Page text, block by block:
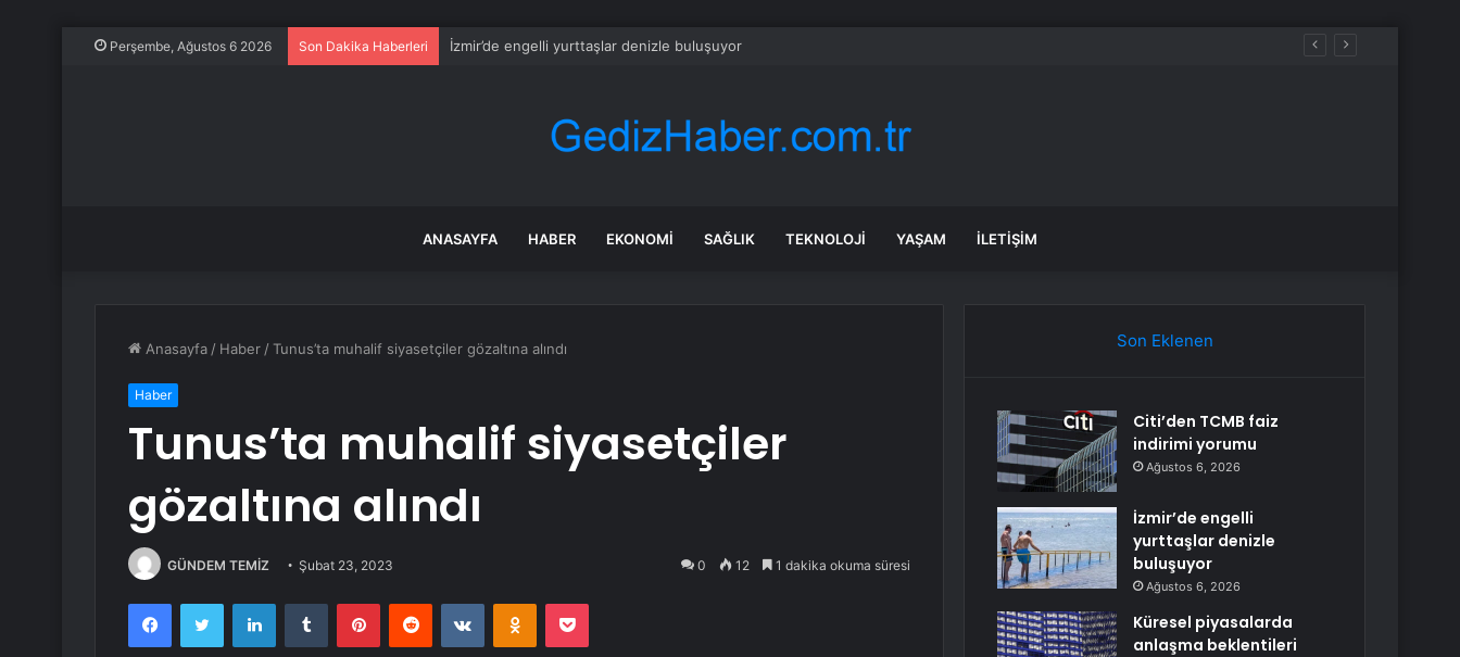
Perşembe, Ağustos 6 2026 Son Dakika Haberleri İzmir’de engelli yurttaşlar denizle buluşuyor
ANASAYFA HABER EKONOMI SAĞLIK TEKNOLOJI YAŞAM İLETIŞIM
Anasayfa / Haber /Tunus’ta muhalif siyasetçiler gözaltına alındı
Haber
Tunus’ta muhalif siyasetçiler
gözaltına alındı
GÜNDEM TEMİZ Şubat 23, 2023 0 12 1 dakika okuma süresi
FacebookTwitter LinkedInTumblr PinterestReddit VKontakteOdnoklassniki
Pocket
Son Eklenen
Citi’den TCMB faiz
indirimi yorumu
Ağustos 6, 2026
İzmir’de engelli
yurttaşlar denizle
buluşuyor
Ağustos 6, 2026
Küresel piyasalarda
anlaşma beklentileri